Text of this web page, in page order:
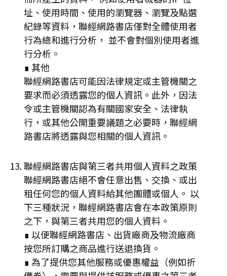
址、使用時間、使用的瀏覽器、瀏覽及點選
紀錄等資料，聯經網路書店僅對全體使用者
行為總和進行分析， 並不會對個別使用者進
行分析。
∎ 其他
聯經網路書店可能因法律規定或主管機關之
要求而必須透露您的個人資訊。此外，因法
令或主管機關認為有關國家安全、法律執
行，或其他公開重要議題之必要時，聯經網
路書店將透露與您相關的個人資訊。
聯經網路書店與第三者共用個人資料之政策
聯經網路書店絕不會任意出售、交換、或出
租任何您的個人資料給其他團體或個人。 以
下三種狀況，聯經網路書店會在本政策原則
之下，與第三者共用您的個人資料。
∎ 以便聯經網路書店、出貨廠商及物流廠商
按您所訂購之商品進行送退換貨。
∎ 為了提供您其他服務或優惠權益（例如折